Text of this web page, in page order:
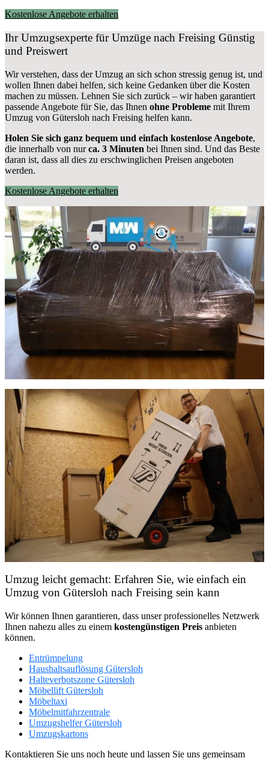
Kostenlose Angebote erhalten
Ihr Umzugsexperte für Umzüge nach Freising Günstig
und Preiswert
Wir verstehen, dass der Umzug an sich schon stressig genug ist, und
wollen Ihnen dabei helfen, sich keine Gedanken über die Kosten
machen zu müssen. Lehnen Sie sich zurück – wir haben garantiert
passende Angebote für Sie, das Ihnen ohne Probleme mit Ihrem
Umzug von Gütersloh nach Freising helfen kann.
Holen Sie sich ganz bequem und einfach kostenlose Angebote,
die innerhalb von nurca. 3 Minuten bei Ihnen sind. Und das Beste
daran ist, dass all dies zu erschwinglichen Preisen angeboten
werden.
Kostenlose Angebote erhalten
Umzug leicht gemacht: Erfahren Sie, wie einfach ein
Umzug von Gütersloh nach Freising sein kann
Wir können Ihnen garantieren, dass unser professionelles Netzwerk
Ihnen nahezu alles zu einem kostengünstigen Preis anbieten
können.
Entrümpelung
Haushaltsauflösung Gütersloh
Halteverbotszone Gütersloh
Möbellift Gütersloh
Möbeltaxi
Möbelmitfahrzentrale
Umzugshelfer Gütersloh
Umzugskartons
Kontaktieren Sie uns noch heute und lassen Sie uns gemeinsam